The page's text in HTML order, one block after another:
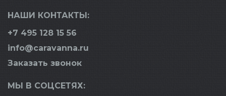
НАШИ КОНТАКТЫ:
+7 495 128 15 56
info@caravanna.ru
Заказать звонок
МЫ В СОЦСЕТЯХ: